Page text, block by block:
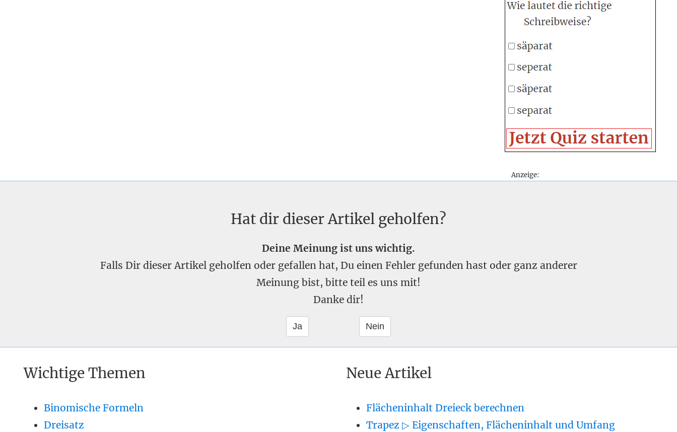
Anzeige:
Hat dir dieser Artikel geholfen?
Deine Meinung ist uns wichtig.
Falls Dir dieser Artikel geholfen oder gefallen hat, Du einen Fehler gefunden hast oder ganz anderer
Meinung bist, bitte teil es uns mit!
Danke dir!
Wichtige Themen
Binomische Formeln
Dreisatz
Neue Artikel
Flächeninhalt Dreieck berechnen
Trapez ▷ Eigenschaften, Flächeninhalt und Umfang